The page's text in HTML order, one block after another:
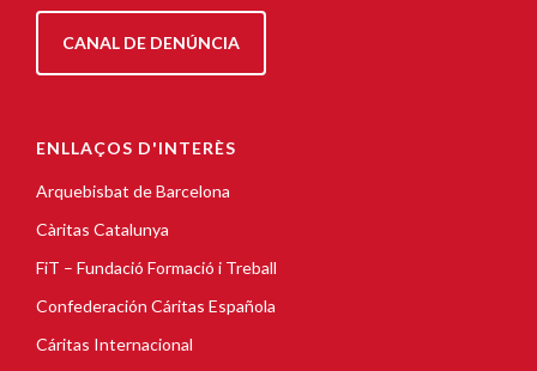
CANAL DE DENÚNCIA
ENLLAÇOS D'INTERÈS
Arquebisbat de Barcelona
Càritas Catalunya
FiT – Fundació Formació i Treball
Confederación Cáritas Española
Cáritas Internacional